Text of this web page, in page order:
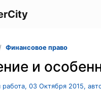
Финансовое право
и
работа, 03 Октября 2015,